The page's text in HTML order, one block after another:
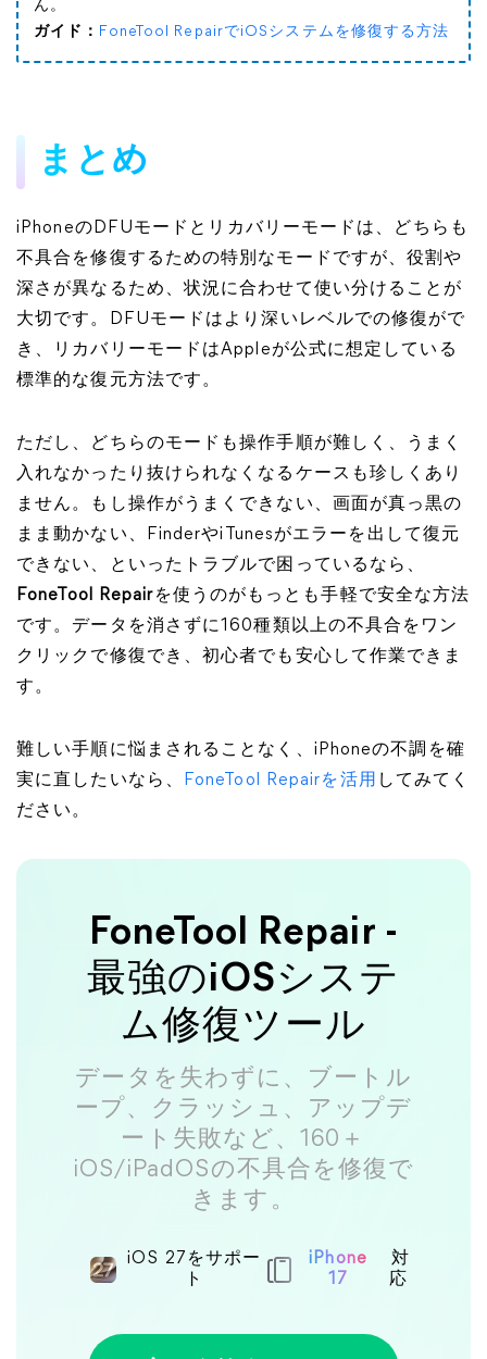
ん。
ガイド： FoneTool RepairでiOSシステムを修復する方法
まとめ
iPhoneのDFUモードとリカバリーモードは、どちらも
不具合を修復するための特別なモードですが、役割や
深さが異なるため、状況に合わせて使い分けることが
大切です。DFUモードはより深いレベルでの修復がで
き、リカバリーモードはAppleが公式に想定している
標準的な復元方法です。
ただし、どちらのモードも操作手順が難しく、うまく
入れなかったり抜けられなくなるケースも珍しくあり
ません。もし操作がうまくできない、画面が真っ黒の
まま動かない、FinderやiTunesがエラーを出して復元
できない、といったトラブルで困っているなら、
FoneTool Repairを使うのがもっとも手軽で安全な方法
です。データを消さずに160種類以上の不具合をワン
クリックで修復でき、初心者でも安心して作業できま
す。
難しい手順に悩まされることなく、iPhoneの不調を確
実に直したいなら、
FoneTool Repairを活用 してみてく
ださい。
FoneTool Repair -
最強のiOSシステ
ム修復ツール
データを失わずに、ブートル
ープ、クラッシュ、アップデ
ート失敗など、160＋
iOS/iPadOSの不具合を修復で
きます。
iOS 27をサポー
ト
iPhone
17
対
応